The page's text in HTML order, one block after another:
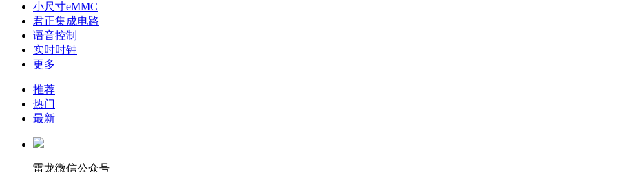
小尺寸eMMC
君正集成电路
语音控制
实时时钟
更多
推荐
热门
最新
雷龙微信公众号